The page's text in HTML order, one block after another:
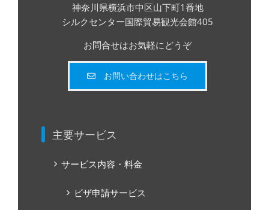
神奈川県横浜市中区山下町1番地
シルクセンター国際貿易観光会館405
お問合せはお気軽にどうぞ
お問い合わせはこちら
主要サービス
サービス内容・料金
ビザ申請サービス